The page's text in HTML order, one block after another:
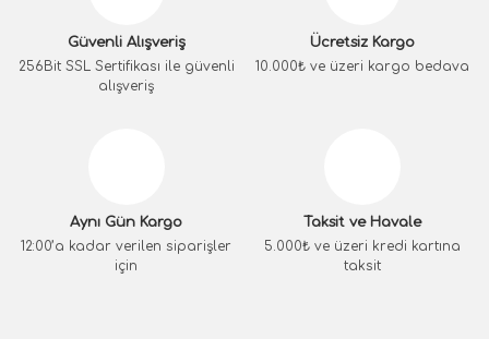
Güvenli Alışveriş
256Bit SSL Sertifikası ile güvenli
alışveriş
Ücretsiz Kargo
10.000₺ ve üzeri kargo bedava
Aynı Gün Kargo
12:00’a kadar verilen siparişler
için
Taksit ve Havale
5.000₺ ve üzeri kredi kartına
taksit